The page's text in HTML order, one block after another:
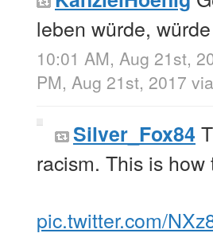
leben würde,
10:01 AM, Aug 21st,
PM, Aug 21st, 2017 via
Silver_Fox84
racism. This is
pic.twitter.com/